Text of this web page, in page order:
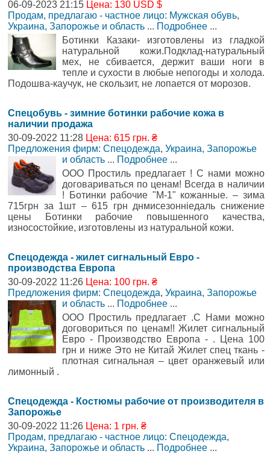
06-09-2023 21:15 Цена: 130 USD $
Продам, предлагаю - частное лицо: Мужская обувь,
Украина, Запорожье и область ... Подробнее ...
Ботинки Казаки- изготовлены из гладкой
натуральной кожи.Подклад-натуральный
мех, не сбивается, держит ваши ноги в
тепле и сухости в любые непогоды и холода.
Подошва-каучук, не скользит, не лопается от морозов.
Спецобувь - зимние ботинки рабочие кожа в
наличии продажа
30-09-2022 11:28 Цена: 615 грн. ₴
Предложения фирм: Спецодежда, Украина, Запорожье
и область ... Подробнее ...
ООО Простиль предлагает ! С нами можно
договариваться по ценам! Всегда в наличии
! Ботинки рабочие "М-1" кожанные. – зима
715грн за 1шт – 615 грн днмисезонніедаль снижение
цены Ботинки рабочие повышенного качества,
износостойкие, изготовлены из натуральной кожи.
Спецодежда - жилет сигнальный Евро -
производства Европа
30-09-2022 11:26 Цена: 100 грн. ₴
Предложения фирм: Спецодежда, Украина, Запорожье
и область ... Подробнее ...
ООО Простиль предлагает .С Нами можно
договориться по ценам!! Жилет сигнальный
Евро - Производство Европа - . Цена 100
грн и ниже Это не Китай Жилет спец ткань -
плотная сигнальная – цвет оранжевый или
лимонный .
Спецодежда - Костюмы рабочие от производителя в
Запорожье
30-09-2022 11:26 Цена: 1 грн. ₴
Продам, предлагаю - частное лицо: Спецодежда,
Украина, Запорожье и область ... Подробнее ...